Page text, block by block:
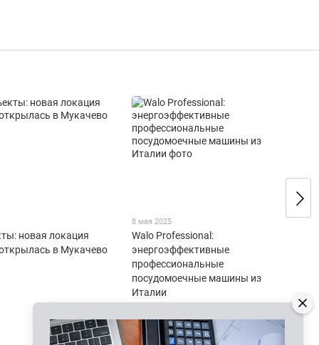
новая локация
в Мукачево
8 мая 2025
Walo Professional:
энергоэффективные
профессиональные
посудомоечные машины из
Италии